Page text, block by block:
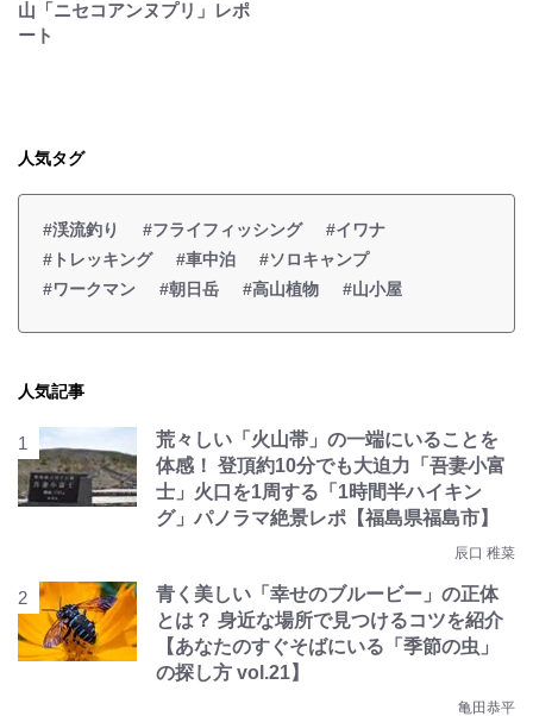
山「ニセコアンヌプリ」レポ
ート
人気タグ
#渓流釣り #フライフィッシング
#イワナ
#トレッキング
#車中泊
#ソロキャンプ
#ワークマン
#朝日岳 #高山植物 #山小屋
人気記事
荒々しい「火山帯」の一端にいることを
体感！ 登頂約10分でも大迫力「吾妻小富
士」火口を1周する「1時間半ハイキン
グ」パノラマ絶景レポ【福島県福島市】
辰口 稚菜
青く美しい「幸せのブルービー」の正体
とは？ 身近な場所で見つけるコツを紹介
【あなたのすぐそばにいる「季節の虫」
の探し方 vol.21】
亀田恭平